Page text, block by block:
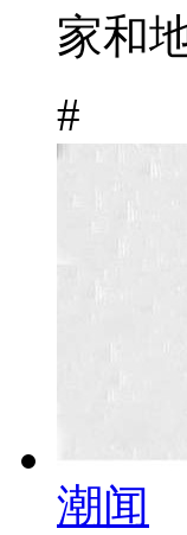
家和
#
潮闻